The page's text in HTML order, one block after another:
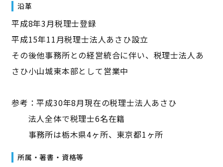
沿革
平成8年3月税理士登録
平成15年11月税理士法人あさひ設立
その後他事務所との経営統合に伴い、税理士法人あ
さひ小山城東本部として営業中
参考：平成30年8月現在の税理士法人あさひ
法人全体で税理士6名在籍
事務所は栃木県4ヶ所、東京都1ヶ所
所属・著書・資格等